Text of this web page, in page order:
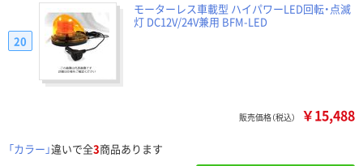
モーターレス車載型 ハイパワーLED回転・点滅
灯 DC12V/24V兼用 BFM-LED
20
販売価格（税込） ￥15,488
「カラー」違いで全3商品あります